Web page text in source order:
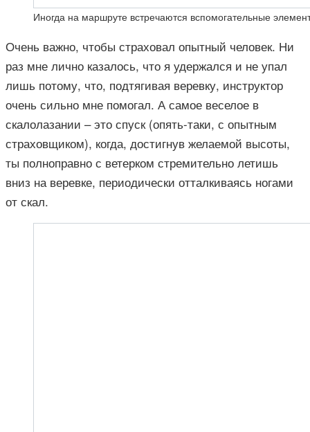
Иногда на маршруте встречаются вспомогательные
Очень важно, чтобы страховал опытный человек. Ни
раз мне лично казалось, что я удержался и не упал
лишь потому, что, подтягивая веревку, инструктор
очень сильно мне помогал. А самое веселое в
скалолазании – это спуск (опять-таки, с опытным
страховщиком), когда, достигнув желаемой высоты,
ты полноправно с ветерком стремительно летишь
вниз на веревке, периодически отталкиваясь ногами
от скал.